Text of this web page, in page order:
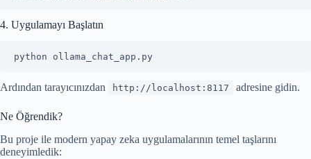
4. Uygulamayı Başlatın
python ollama_chat_app.py
Ardından tarayıcınızdan http://localhost:8117 adresine gidin.
Ne Öğrendik?
Bu proje ile modern yapay zeka uygulamalarının temel taşlarını
deneyimledik: